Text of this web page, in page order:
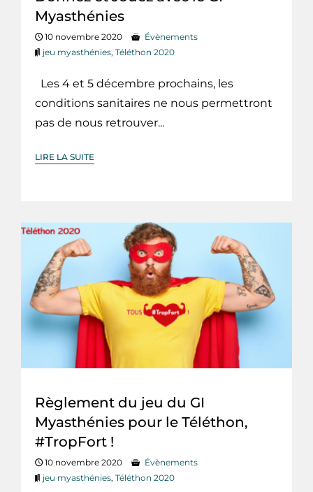
Myasthénies
10 novembre 2020
Évènements
jeu myasthénies, Téléthon 2020
Les 4 et 5 décembre prochains, les
conditions sanitaires ne nous permettront
pas de nous retrouver...
LIRE LA SUITE
Règlement du jeu du GI
Myasthénies pour le Téléthon,
#TropFort !
10 novembre 2020
Évènements
jeu myasthénies, Téléthon 2020